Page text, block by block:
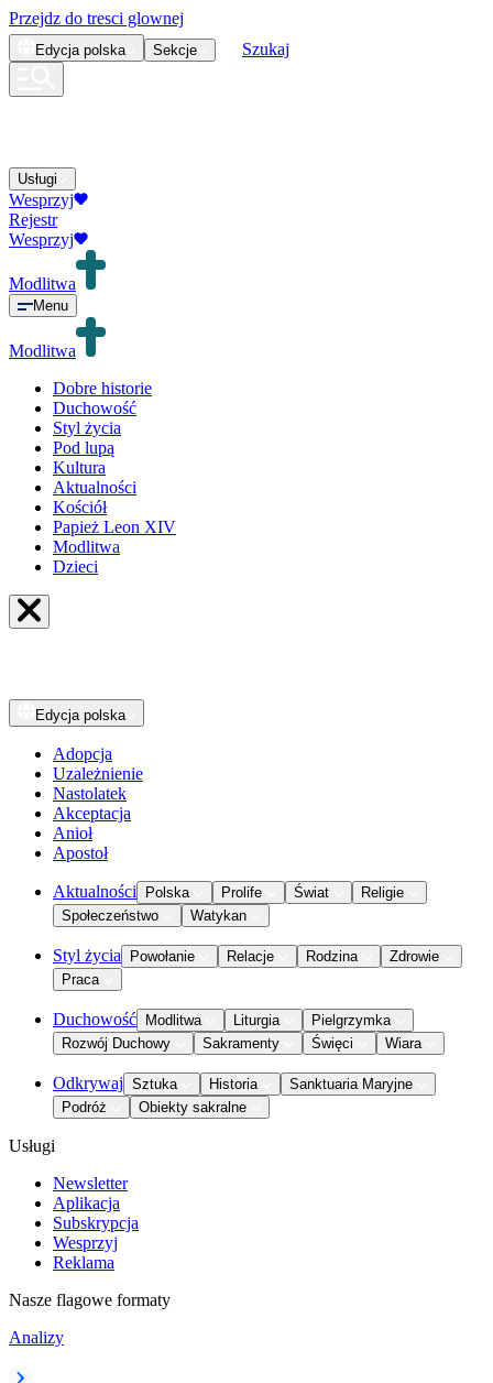
Przejdz do tresci glownej
Edycja polska Sekcje Szukaj
Usługi
Wesprzyj
Rejestr
Wesprzyj
Modlitwa
Menu
Modlitwa
Dobre historie
Duchowość
Styl życia
Pod lupą
Kultura
Aktualności
Kościół
Papież Leon XIV
Modlitwa
Dzieci
Edycja polska
Adopcja
Uzależnienie
Nastolatek
Akceptacja
Anioł
Apostoł
Aktualności Polska Prolife Świat
Religie
Społeczeństwo
Watykan
Styl życia Powołanie Relacje Rodzina
Zdrowie
Praca
Duchowość Modlitwa Liturgia
Pielgrzymka
Rozwój Duchowy
Sakramenty Święci Wiara
Odkrywaj Sztuka Historia
Sanktuaria Maryjne
Podróż
Obiekty sakralne
Usługi
Newsletter
Aplikacja
Subskrypcja
Wesprzyj
Reklama
Nasze flagowe formaty
Analizy